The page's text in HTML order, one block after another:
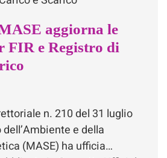
aggiorna le
FIR e Registro di
n. 210 del 31 luglio
e della
(MASE) ha ufficia…